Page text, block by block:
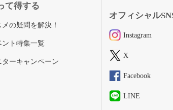
て得する
メの疑問を解決！
ント特集一覧
ターキャンペーン
オフィシャル
Instagram
X
Facebook
LINE